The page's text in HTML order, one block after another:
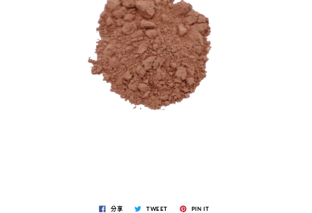
分享 TWEET PIN IT